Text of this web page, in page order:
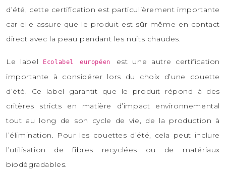
d’été, cette certification est particulièrement importante
car elle assure que le produit est sûr même en contact
direct avec la peau pendant les nuits chaudes.
Le label Ecolabel européen est une autre certification
importante à considérer lors du choix d’une couette
d’été. Ce label garantit que le produit répond à des
critères stricts en matière d’impact environnemental
tout au long de son cycle de vie, de la production à
l’élimination. Pour les couettes d’été, cela peut inclure
l’utilisation de fibres recyclées ou de matériaux
biodégradables.